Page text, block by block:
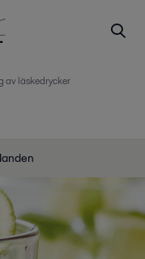
av läskedrycker